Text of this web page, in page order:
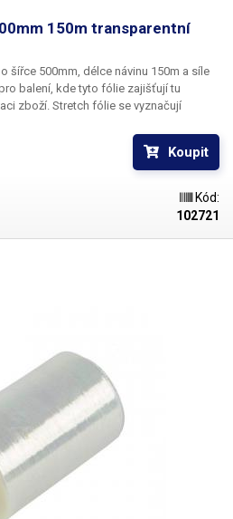
150m transparentní
šířce 500mm, délce návinu 150m a síle
balení, kde tyto fólie zajišťují tu
zboží. Stretch fólie se vyznačují
k paletizaci. Fólie je
produktů - například lesklé
na fixování krabic k sobě nebo balení
prostředek pro balení palet (spolu s
fólie důležitou ochranu proti
fólie není třeba svařovat ani lepit,
a drží na svém místě.
Koupit
Kód:
102721